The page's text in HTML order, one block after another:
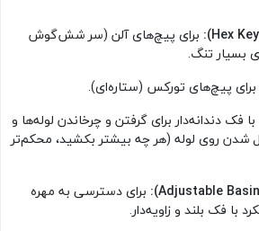
برای پیچ‌های آلن (سر شش‌گوش
بسیار تنگ.
برای پیچ‌های تورکس (ستاره‌ای).
با فک دندانه‌دار برای گرفتن و چرخاندن لوله‌ها و
شدن روی لوله (هر چه بیشتر بکشید، محکم‌تر
برای دسترسی به مهره
با فک بلند و زاویه‌دار.